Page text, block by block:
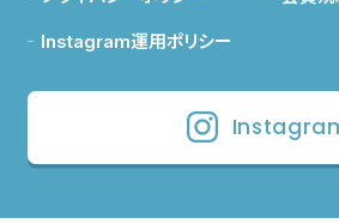
Instagram運用ポリシー